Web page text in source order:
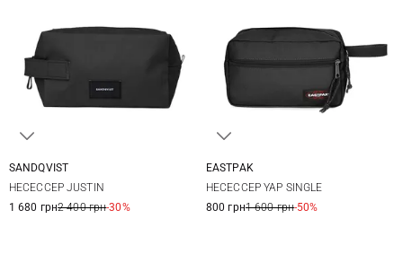
23X13X13СМ
SANDQVIST
НЕСЕССЕР JUSTIN
1 680 грн2 400 грн-30%
EASTPAK
НЕСЕССЕР YAP SINGLE
800 грн1 600 грн-50%